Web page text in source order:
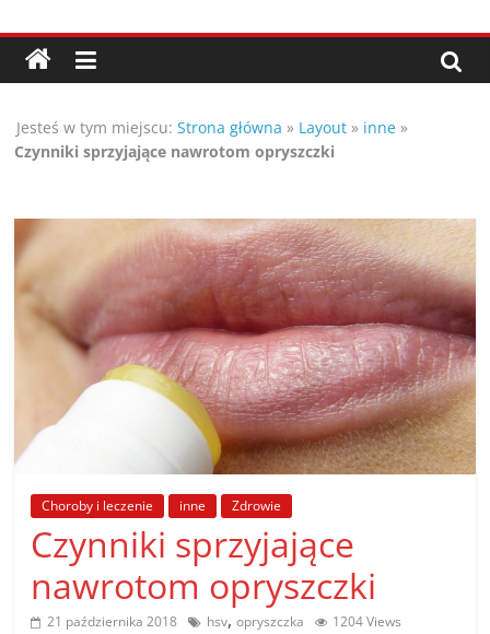
do
treści
Porady,
wskazówki
oraz
ciekawe
rady
–
poznaj
te
poradniki.
Porady
praktyczne
Jesteś w tym miejscu: Strona główna » Layout » inne »
Czynniki sprzyjające nawrotom opryszczki
Choroby i leczenie inne Zdrowie
Czynniki sprzyjające
nawrotom opryszczki
21 października 2018 hsv,opryszczka 1204 Views